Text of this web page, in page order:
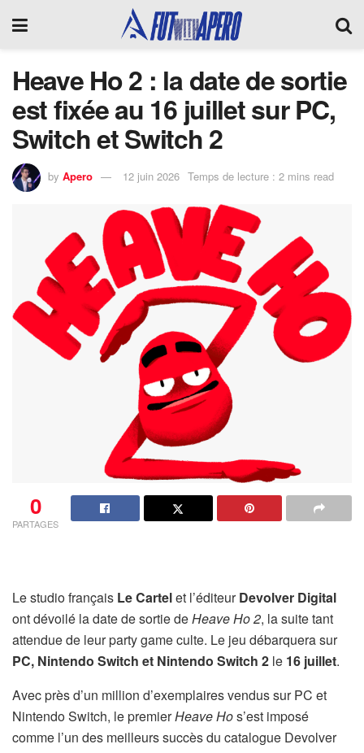
Heave Ho 2 : la date de sortie
est fixée au 16 juillet sur PC,
Switch et Switch 2
by Apero 12 juin 2026 Temps de lecture : 2 mins read
0
PARTAGES
Le studio français Le Cartelet l’éditeurDevolver Digital
ont dévoilé la date de sortie deHeave Ho 2, la suite tant
attendue de leur party game culte. Le jeu débarquera sur
PC, Nintendo Switch et Nintendo Switch 2 le 16 juillet.
Avec près d’un million d’exemplaires vendus sur PC et
Nintendo Switch, le premierHeave Hos’est imposé
comme l’un des meilleurs succès du catalogue Devolver